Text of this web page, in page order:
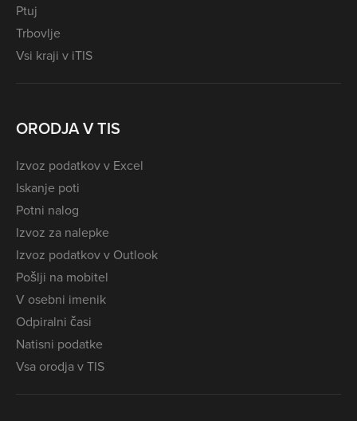
Ptuj
Trbovlje
Vsi kraji v iTIS
ORODJA V TIS
Izvoz podatkov v Excel
Iskanje poti
Potni nalog
Izvoz za nalepke
Izvoz podatkov v Outlook
Pošlji na mobitel
V osebni imenik
Odpiralni časi
Natisni podatke
Vsa orodja v TIS